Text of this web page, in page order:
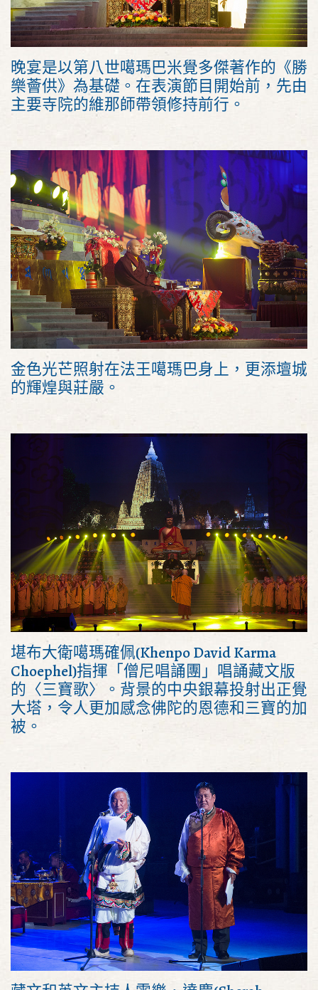
晚宴是以第八世噶瑪巴米覺多傑著作的《勝
樂薈供》為基礎。在表演節目開始前，先由
主要寺院的維那師帶領修持前行。
金色光芒照射在法王噶瑪巴身上，更添壇城
的輝煌與莊嚴。
堪布大衛噶瑪確佩(Khenpo David Karma
Choephel)指揮「僧尼唱誦團」唱誦藏文版
的〈三寶歌〉。背景的中央銀幕投射出正覺
大塔，令人更加感念佛陀的恩德和三寶的加
被。